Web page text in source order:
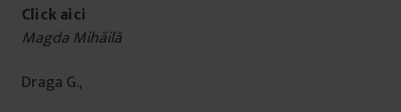
Click aici
Magda Mihăilă
Draga G.,